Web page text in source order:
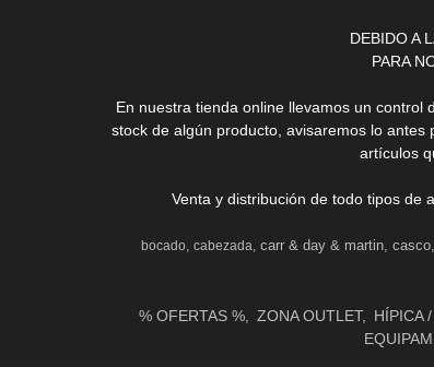
DEBIDO A
PARA
En nuestra tienda online llevamos un
stock de algún producto, avisaremos lo
artículos
Venta y distribución de todo tipos de
bocado cabezada carr & day & martin casco
% OFERTAS % ZONA OUTLET HÍPICA